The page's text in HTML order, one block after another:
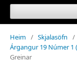
Heim / Skjalasöfn
/
Árgangur 19 Númer 1
Greinar